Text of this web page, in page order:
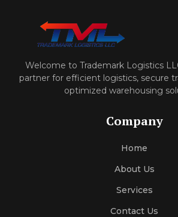
Welcome to Trademark Logistics
partner for efficient logistics, secure
optimized warehousing
Company
Home
About Us
Services
Contact Us